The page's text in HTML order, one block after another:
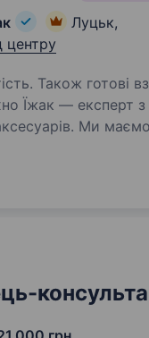
Луцьк,
центру
Також готові
Ми
любимо техніку